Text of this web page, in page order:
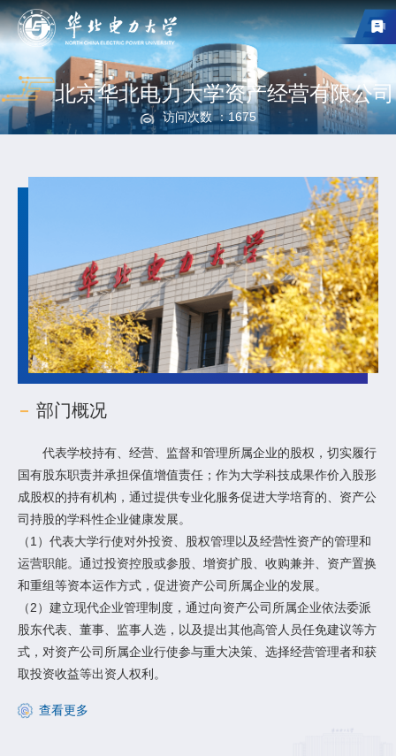
北京华北电力大学资产经营有限公司
访问次数 ： 1675
部门概况
代表学校持有、经营、监督和管理所属企业的股权，切实履行
国有股东职责并承担保值增值责任；作为大学科技成果作价入股形
成股权的持有机构，通过提供专业化服务促进大学培育的、资产公
司持股的学科性企业健康发展。
（1）代表大学行使对外投资、股权管理以及经营性资产的管理和
运营职能。通过投资控股或参股、增资扩股、收购兼并、资产置换
和重组等资本运作方式，促进资产公司所属企业的发展。
（2）建立现代企业管理制度，通过向资产公司所属企业依法委派
股东代表、董事、监事人选，以及提出其他高管人员任免建议等方
式，对资产公司所属企业行使参与重大决策、选择经营管理者和获
取投资收益等出资人权利。
查看更多